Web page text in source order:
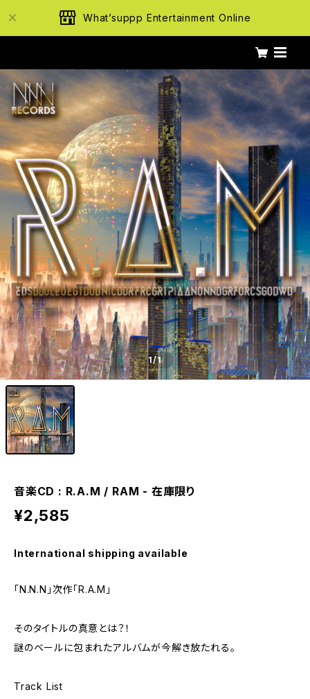
What’suppp Entertainment Online
1/1
音楽CD : R.A.M / RAM - 在庫限り
¥2,585
International shipping available
「N.N.N」次作「R.A.M」
そのタイトルの真意とは？！
謎のベールに包まれたアルバムが今解き放たれる。
Track List